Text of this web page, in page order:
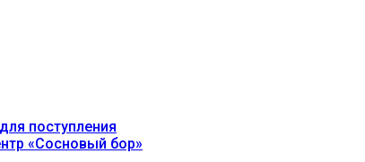
поступления
«Сосновый бор»